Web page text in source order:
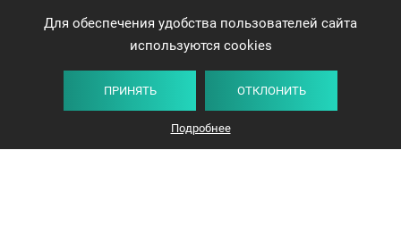
Для обеспечения удобства пользователей сайта
используются cookies
ПРИНЯТЬ ОТКЛОНИТЬ
Подробнее